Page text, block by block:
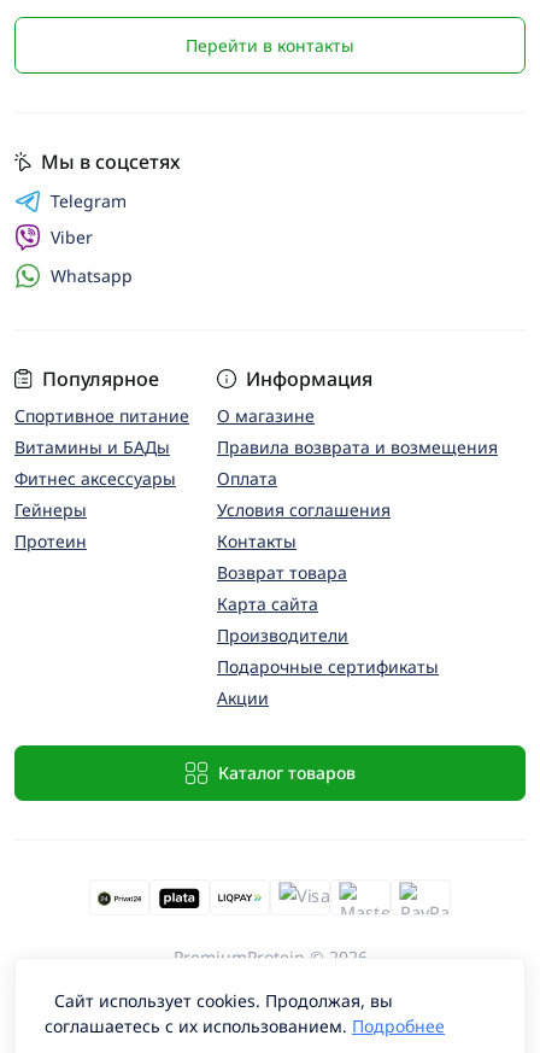
Перейти в контакты
Популярное
Спортивное питание
Витамины и БАДы
Фитнес аксессуары
Гейнеры
Протеин
Информация
О магазине
Правила возврата и возмещения
Оплата
Условия соглашения
Контакты
Возврат товара
Карта сайта
Производители
Подарочные сертификаты
Акции
Каталог товаров
Мы в соцсетях
Telegram
Viber
Whatsapp
PremiumProtein © 2026
Сайт использует cookies. Продолжая, вы
соглашаетесь с их использованием. Подробнее